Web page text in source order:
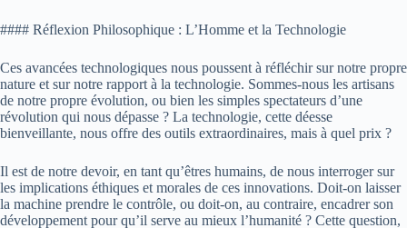
#### Réflexion Philosophique : L’Homme et la Technologie
Ces avancées technologiques nous poussent à réfléchir sur notre propre
nature et sur notre rapport à la technologie. Sommes-nous les artisans
de notre propre évolution, ou bien les simples spectateurs d’une
révolution qui nous dépasse ? La technologie, cette déesse
bienveillante, nous offre des outils extraordinaires, mais à quel prix ?
Il est de notre devoir, en tant qu’êtres humains, de nous interroger sur
les implications éthiques et morales de ces innovations. Doit-on laisser
la machine prendre le contrôle, ou doit-on, au contraire, encadrer son
développement pour qu’il serve au mieux l’humanité ? Cette question,